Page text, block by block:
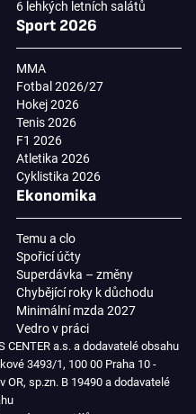
6 lehkých letních salátů
Sport 2026
MMA
Fotbal 2026/27
Hokej 2026
Tenis 2026
F1 2026
Atletika 2026
Cyklistika 2026
Ekonomika
Temu a clo
Spořicí účty
Superdávka – změny
Chybějící roky k důchodu
Minimální mzda 2027
Vedro v práci
CENTER a.s. a dodavatelé obsahu
3493/1, 100 00 Praha 10 -
OR, sp.zn. B 19490 a dodavatelé